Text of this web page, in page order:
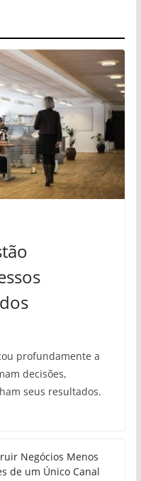
profundamente a
decisões,
seus resultados.
Negócios Menos
de um Único Canal